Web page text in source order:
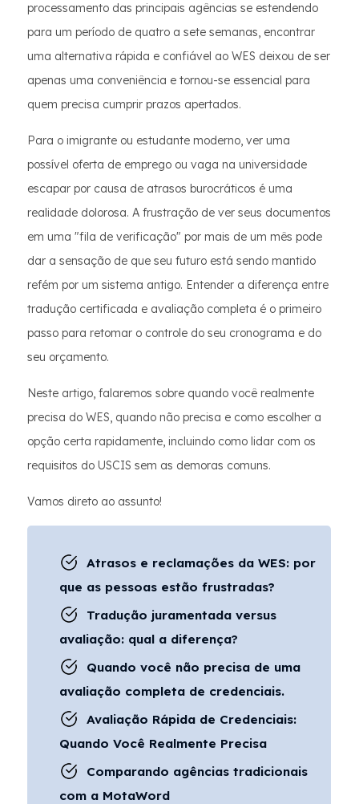
processamento das principais agências se estendendo
para um período de quatro a sete semanas, encontrar
uma alternativa rápida e confiável ao WES deixou de ser
apenas uma conveniência e tornou-se essencial para
quem precisa cumprir prazos apertados.
Para o imigrante ou estudante moderno, ver uma
possível oferta de emprego ou vaga na universidade
escapar por causa de atrasos burocráticos é uma
realidade dolorosa. A frustração de ver seus documentos
em uma "fila de verificação" por mais de um mês pode
dar a sensação de que seu futuro está sendo mantido
refém por um sistema antigo. Entender a diferença entre
tradução certificada e avaliação completa é o primeiro
passo para retomar o controle do seu cronograma e do
seu orçamento.
Neste artigo, falaremos sobre quando você realmente
precisa do WES, quando não precisa e como escolher a
opção certa rapidamente, incluindo como lidar com os
requisitos do USCIS sem as demoras comuns.
Vamos direto ao assunto!
Atrasos e reclamações da WES: por
que as pessoas estão frustradas?
Tradução juramentada versus
avaliação: qual a diferença?
Quando você não precisa de uma
avaliação completa de credenciais.
Avaliação Rápida de Credenciais:
Quando Você Realmente Precisa
Comparando agências tradicionais
com a MotaWord